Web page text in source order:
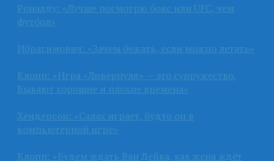
Роналду: «Лучше посмотрю бокс или UFC, чем
футбол»
Ибрагимович: «Зачем бежать, если можно летать»
Клопп: «Игра «Ливерпуля» — это супружество.
Бывают хорошие и плохие времена»
Хендерсон: «Салах играет, будто он в
компьютерной игре»
Клопп: «Будем ждать Ван Дейка, как жена ждёт